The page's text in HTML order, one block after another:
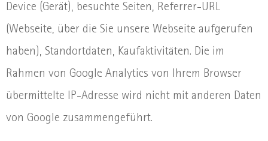
Device (Gerät), besuchte Seiten, Referrer-URL
(Webseite, über die Sie unsere Webseite aufgerufen
haben), Standortdaten, Kaufaktivitäten. Die im
Rahmen von Google Analytics von Ihrem Browser
übermittelte IP-Adresse wird nicht mit anderen Daten
von Google zusammengeführt.